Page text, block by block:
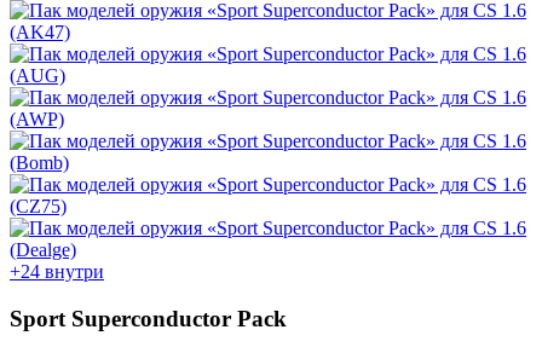
+24 внутри
Sport Superconductor Pack